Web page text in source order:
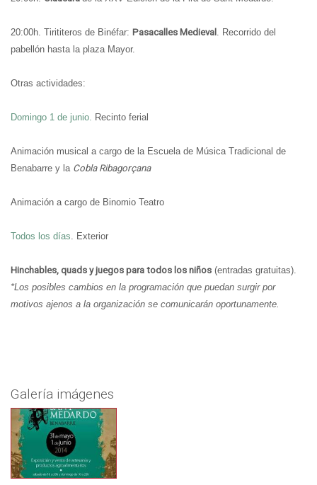
20:00h. Tirititeros de Binéfar: Pasacalles Medieval
. Recorrido del
pabellón hasta la plaza Mayor.
Otras actividades:
Domingo 1 de junio. Recinto ferial
Animación musical a cargo de la Escuela de Música Tradicional de
Benabarre y la Cobla Ribagorçana
Animación a cargo de Binomio Teatro
Todos los días . Exterior
Hinchables, quads y juegos para todos los niños (entradas gratuitas).
*Los posibles cambios en la programación que puedan surgir por
motivos ajenos a la organización se comunicarán oportunamente.
Galería imágenes